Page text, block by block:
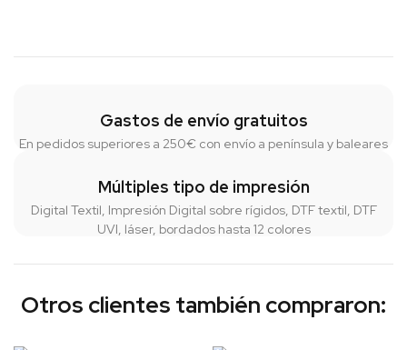
Gastos de envío gratuitos
En pedidos superiores a 250€ con envío a península y baleares
Múltiples tipo de impresión
Digital Textil, Impresión Digital sobre rígidos, DTF textil, DTF
UVI, láser, bordados hasta 12 colores
Otros clientes también compraron: